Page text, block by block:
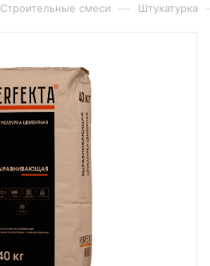
Строительные смеси — Штукатурка